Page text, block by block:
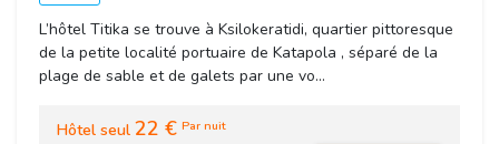
L’hôtel Titika se trouve à Ksilokeratidi, quartier pittoresque
de la petite localité portuaire de Katapola , séparé de la
plage de sable et de galets par une vo...
Hôtel seul 22 € Par nuit